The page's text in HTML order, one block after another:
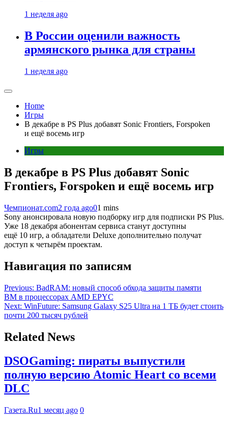
1 неделя ago
В России оценили важность
армянского рынка для страны
1 неделя ago
Home
Игры
В декабре в PS Plus добавят Sonic Frontiers, Forspoken
и ещё восемь игр
Игры
В декабре в PS Plus добавят Sonic
Frontiers, Forspoken и ещё восемь игр
Чемпионат.com2 года ago01 mins
Sony анонсировала новую подборку игр для подписки PS Plus.
Уже 18 декабря абонентам сервиса станут доступны
ещё 10 игр, а обладатели Deluxe дополнительно получат
доступ к четырём проектам.
Навигация по записям
Previous: BadRAM: новый способ обхода защиты памяти
ВМ в процессорах AMD EPYC
Next: WinFuture: Samsung Galaxy S25 Ultra на 1 ТБ будет стоить
почти 200 тысяч рублей
Related News
DSOGaming: пираты выпустили
полную версию Atomic Heart со всеми
DLC
Газета.Ru1 месяц ago 0